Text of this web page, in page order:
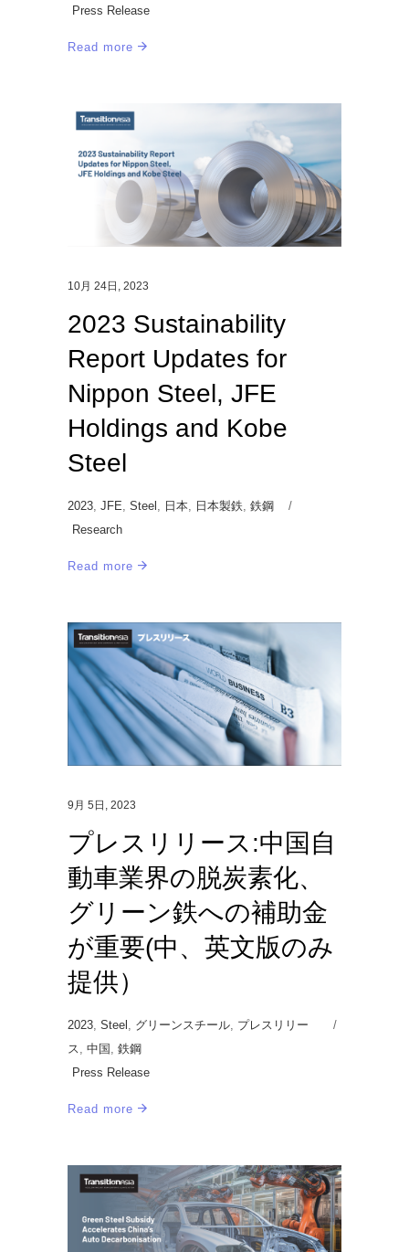
Press Release
Read more
10月 24日, 2023
2023 Sustainability
Report Updates for
Nippon Steel, JFE
Holdings and Kobe
Steel
2023 JFE Steel 日本 日本製鉄 鉄鋼
Research
Read more
9月 5日, 2023
プレスリリース:中国自
動車業界の脱炭素化、
グリーン鉄への補助金
が重要(中、英文版のみ
提供）
2023 Steel グリーンスチール プレスリリー
ス
中国
鉄鋼
Press Release
Read more